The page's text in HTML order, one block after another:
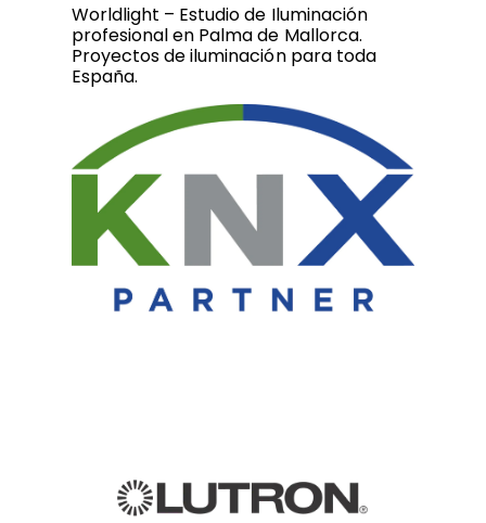
Worldlight – Estudio de Iluminación
profesional en Palma de Mallorca.
Proyectos de iluminación para toda
España.